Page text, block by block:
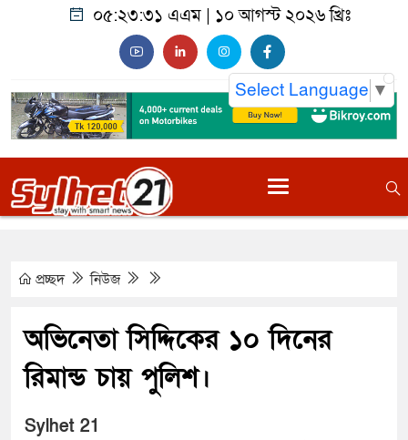
০৫:২৩:৩২ এএম | ১০ আগস্ট ২০২৬ খ্রিঃ
Select Language ▼
প্রচ্ছদ নিউজ
অভিনেতা সিদ্দিকের ১০ দিনের
রিমান্ড চায় পুলিশ।
Sylhet 21